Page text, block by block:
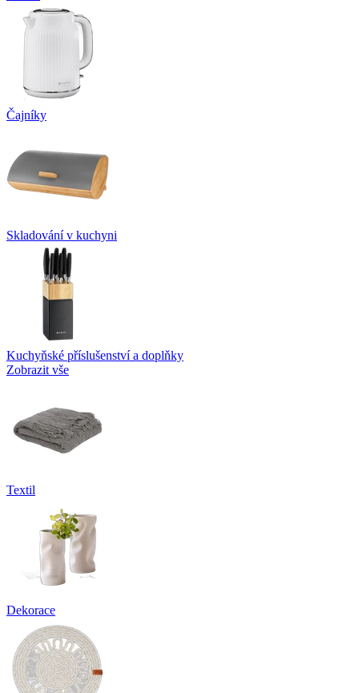
Čajníky
Skladování v kuchyni
Kuchyňské příslušenství a doplňky
Zobrazit vše
Textil
Dekorace